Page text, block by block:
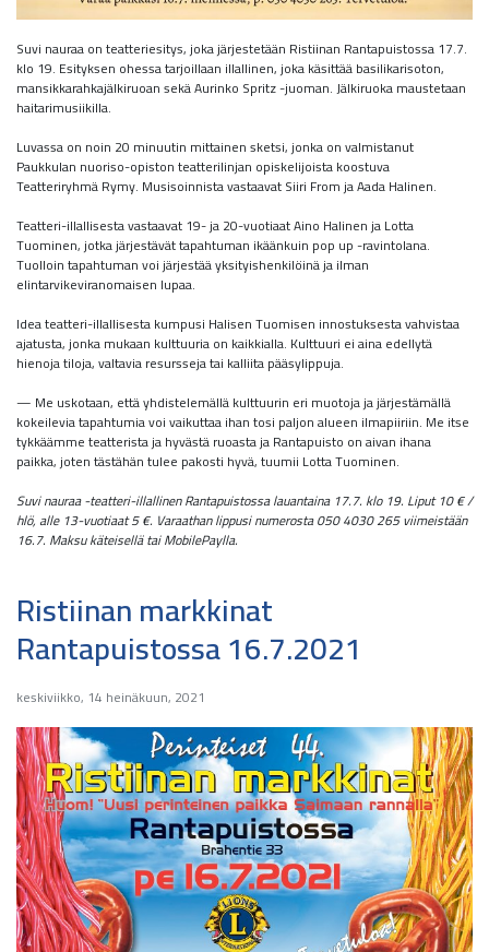
Suvi nauraa on teatteriesitys, joka järjestetään Ristiinan Rantapuistossa 17.7.
klo 19. Esityksen ohessa tarjoillaan illallinen, joka käsittää basilikarisoton,
mansikkarahkajälkiruoan sekä Aurinko Spritz -juoman. Jälkiruoka maustetaan
haitarimusiikilla.
Luvassa on noin 20 minuutin mittainen sketsi, jonka on valmistanut
Paukkulan nuoriso-opiston teatterilinjan opiskelijoista koostuva
Teatteriryhmä Rymy. Musisoinnista vastaavat Siiri From ja Aada Halinen.
Teatteri-illallisesta vastaavat 19- ja 20-vuotiaat Aino Halinen ja Lotta
Tuominen, jotka järjestävät tapahtuman ikäänkuin pop up -ravintolana.
Tuolloin tapahtuman voi järjestää yksityishenkilöinä ja ilman
elintarvikeviranomaisen lupaa.
Idea teatteri-illallisesta kumpusi Halisen Tuomisen innostuksesta vahvistaa
ajatusta, jonka mukaan kulttuuria on kaikkialla. Kulttuuri ei aina edellytä
hienoja tiloja, valtavia resursseja tai kalliita pääsylippuja.
— Me uskotaan, että yhdistelemällä kulttuurin eri muotoja ja järjestämällä
kokeilevia tapahtumia voi vaikuttaa ihan tosi paljon alueen ilmapiiriin. Me itse
tykkäämme teatterista ja hyvästä ruoasta ja Rantapuisto on aivan ihana
paikka, joten tästähän tulee pakosti hyvä, tuumii Lotta Tuominen.
Suvi nauraa -teatteri-illallinen Rantapuistossa lauantaina 17.7. klo 19. Liput 10 € /
hlö, alle 13-vuotiaat 5 €. Varaathan lippusi numerosta 050 4030 265 viimeistään
16.7. Maksu käteisellä tai MobilePaylla.
Ristiinan markkinat
Rantapuistossa 16.7.2021
keskiviikko, 14 heinäkuun, 2021